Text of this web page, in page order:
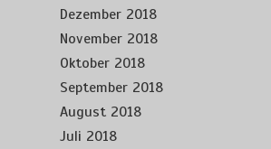
Dezember 2018
November 2018
Oktober 2018
September 2018
August 2018
Juli 2018